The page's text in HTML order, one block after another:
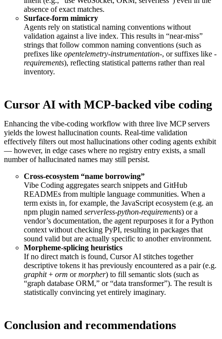
absence of exact matches.
Surface-form mimicry
Agents rely on statistical naming conventions without
validation against a live index. This results in “near-miss”
strings that follow common naming conventions (such as
prefixes like opentelemetry-instrumentation-, or suffixes like -
requirements), reflecting statistical patterns rather than real
inventory.
Cursor AI with MCP-backed vibe coding
Enhancing the vibe-coding workflow with three live MCP servers
yields the lowest hallucination counts. Real-time validation
effectively filters out most hallucinations other coding agents exhibit
— however, in edge cases where no registry entry exists, a small
number of hallucinated names may still persist.
Cross-ecosystem “name borrowing”
Vibe Coding aggregates search snippets and GitHub
READMEs from multiple language communities. When a
term exists in, for example, the JavaScript ecosystem (e.g. an
npm plugin named serverless-python-requirements) or a
vendor’s documentation, the agent repurposes it for a Python
context without checking PyPI, resulting in packages that
sound valid but are actually specific to another environment.
Morpheme-splicing heuristics
If no direct match is found, Cursor AI stitches together
descriptive tokens it has previously encountered as a pair (e.g.
graphit+ orm ormorpher) to fill semantic slots (such as
“graph database ORM,” or “data transformer”). The result is
statistically convincing yet entirely imaginary.
Conclusion and recommendations